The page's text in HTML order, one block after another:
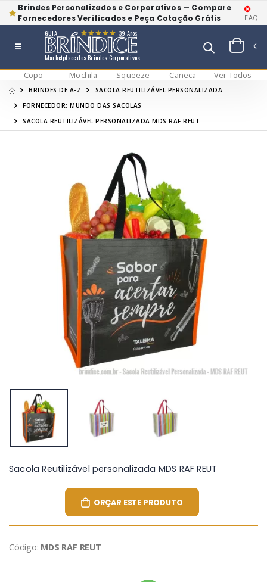
Brindes Personalizados e Corporativos — Compare
Fornecedores Verificados e Peça Cotação Grátis
FAQ
Marketplace dos Brindes Corporativos
GUIA 39 Anos
Copo Mochila Squeeze Caneca Ver Todos
BRINDES DE A-Z
SACOLA REUTILIZÁVEL PERSONALIZADA
FORNECEDOR: MUNDO DAS SACOLAS
SACOLA REUTILIZÁVEL PERSONALIZADA MDS RAF REUT
Sacola Reutilizável personalizada MDS RAF REUT
ORÇAR ESTE PRODUTO
Código: MDS RAF REUT